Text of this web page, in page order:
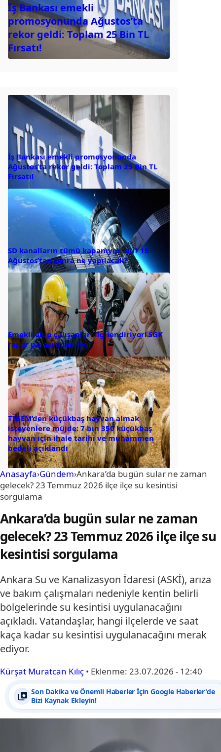
İş Bankası emekli
promosyonunda Ağustos’ta
rekor geldi: Toplam 25 Bin TL
Fırsatı!
İş Bankası emekli promosyonunda
Ağustos’ta rekor geldi: Toplam 25 Bin TL
Fırsatı!
SD kanalların tümü kapanıyor mu? 15
Ağustos’tan sonra ne yapılacak?
Emekli olup çalışanları ilgilendiriyor! SGK
rapor parası ödemiyor
TİGEM’den küçükbaş hayvan almak
isteyenlere müjde: 7 bin 350 küçükbaş
hayvan için ihale tarihi ve muhammen
bedeli açıklandı
Anasayfa›Gündem›Ankara’da bugün sular ne zaman
gelecek? 23 Temmuz 2026 ilçe ilçe su kesintisi
sorgulama
Ankara’da bugün sular ne zaman
gelecek? 23 Temmuz 2026 ilçe ilçe su
kesintisi sorgulama
Ankara Su ve Kanalizasyon İdaresi (ASKİ), arıza
ve bakım çalışmaları nedeniyle kentin belirli
bölgelerinde su kesintisi uygulanacağını
açıkladı. Vatandaşlar, hangi ilçelerde ve saat
kaça kadar su kesintisi uygulanacağını merak
ediyor.
Kürşat Muratcan Kılıç • Eklenme: 23.07.2026 - 12:40
Son Dakika ve Önemli Haberler İçin Google Haberler'de
Bizi Kaynak Ekleyin!